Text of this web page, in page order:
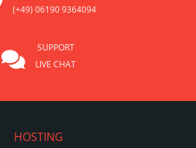
(+49) 06190 9364094
SUPPORT
LIVE CHAT
HOSTING